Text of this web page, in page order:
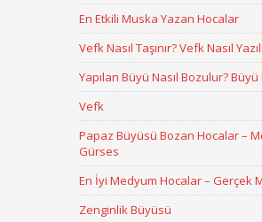
En Etkili Muska Yazan Hocalar
Vefk Nasıl Taşınır? Vefk Nasıl
Yapılan Büyü Nasıl Bozulur?
Vefk
Papaz Büyüsü Bozan Hocalar –
Gürses
En İyi Medyum Hocalar – Gerçek
Zenginlik Büyüsü